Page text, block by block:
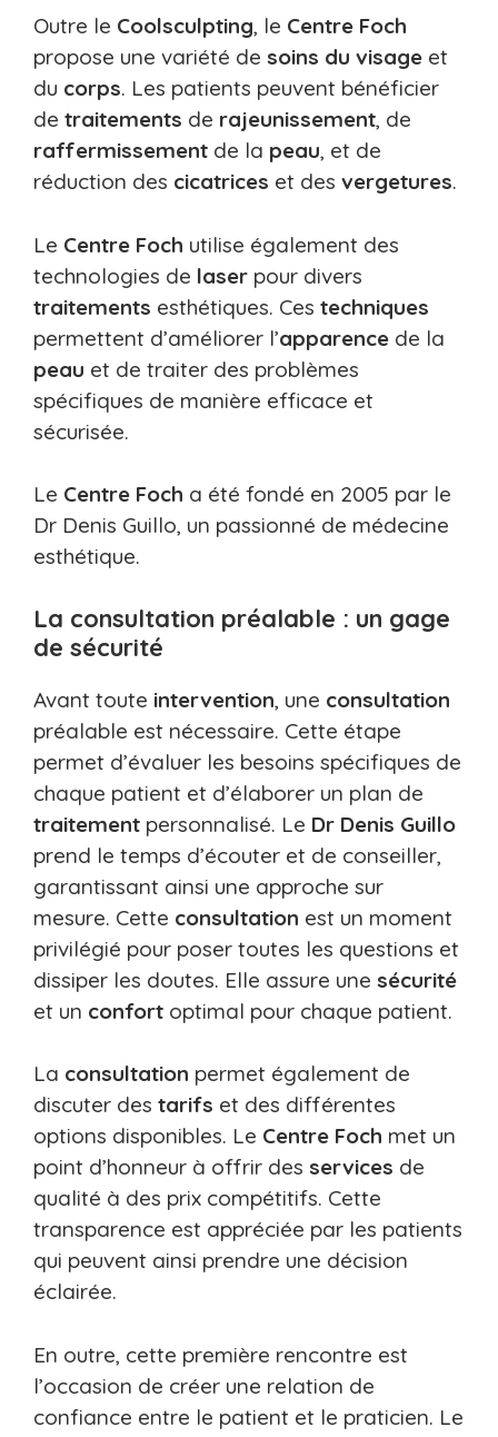
Outre le Coolsculpting, le Centre Foch
propose une variété de soins du visage et
du corps. Les patients peuvent bénéficier
de traitements de rajeunissement, de
raffermissement de la peau, et de
réduction des cicatrices et des vergetures.
Le Centre Foch utilise également des
technologies de laser pour divers
traitements esthétiques. Ces techniques
permettent d’améliorer l’apparence de la
peau et de traiter des problèmes
spécifiques de manière efficace et
sécurisée.
Le Centre Foch a été fondé en 2005 par le
Dr Denis Guillo, un passionné de médecine
esthétique.
La consultation préalable : un gage
de sécurité
Avant toute intervention, une consultation
préalable est nécessaire. Cette étape
permet d’évaluer les besoins spécifiques de
chaque patient et d’élaborer un plan de
traitement personnalisé. Le Dr Denis Guillo
prend le temps d’écouter et de conseiller,
garantissant ainsi une approche sur
mesure. Cette consultation est un moment
privilégié pour poser toutes les questions et
dissiper les doutes. Elle assure une sécurité
et un confort optimal pour chaque patient.
La consultation permet également de
discuter des tarifs et des différentes
options disponibles. Le Centre Foch met un
point d’honneur à offrir des services de
qualité à des prix compétitifs. Cette
transparence est appréciée par les patients
qui peuvent ainsi prendre une décision
éclairée.
En outre, cette première rencontre est
l’occasion de créer une relation de
confiance entre le patient et le praticien. Le